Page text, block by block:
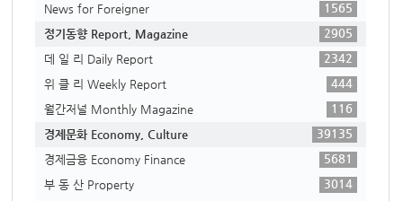
News for Foreigner
1565
정기동향 Report, Magazine
2905
데 일 리 Daily Report
2342
위 클 리 Weekly Report
444
월간저널 Monthly Magazine
116
경제문화 Economy, Culture
39135
경제금융 Economy Finance
5681
부 동 산 Property
3014